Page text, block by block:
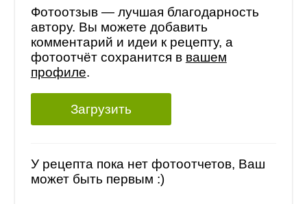
Фотоотзыв — лучшая благодарность
автору. Вы можете добавить
комментарий и идеи к рецепту, а
фотоотчёт сохранится в вашем
профиле.
Загрузить
У рецепта пока нет фотоотчетов, Ваш
может быть первым :)